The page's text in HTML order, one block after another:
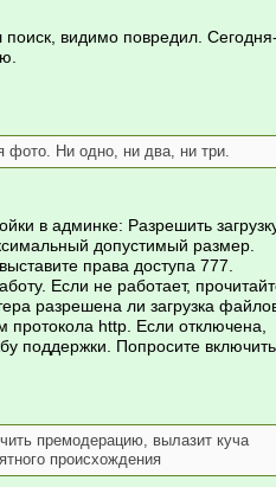
видимо повредил.
фото. Ни одно, ни два, ни три.
в админке: Разрешить
допустимый размер.
права доступа 777.
Если не работает,
разрешена ли загрузка
протокола http. Если отключена,
поддержки. Попросите
премодерацию, вылазит куча
происхождения